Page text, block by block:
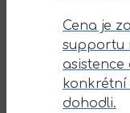
Cena je
supportu
asistence
konkrétní
dohodli.